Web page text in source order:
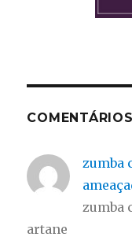
zumba
zumba
artane